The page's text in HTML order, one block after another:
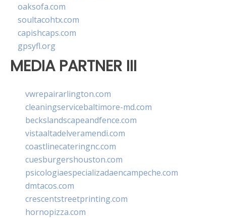
oaksofa.com
soultacohtx.com
capishcaps.com
gpsyfl.org
MEDIA PARTNER III
vwrepairarlington.com
cleaningservicebaltimore-md.com
beckslandscapeandfence.com
vistaaltadelveramendi.com
coastlinecateringnc.com
cuesburgershouston.com
psicologiaespecializadaencampeche.com
dmtacos.com
crescentstreetprinting.com
hornopizza.com